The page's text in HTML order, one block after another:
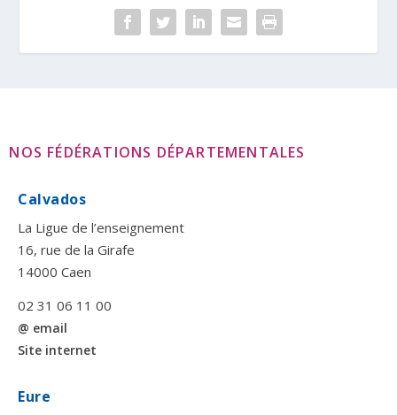
NOS FÉDÉRATIONS DÉPARTEMENTALES
Calvados
La Ligue de l’enseignement
16, rue de la Girafe
14000 Caen
02 31 06 11 00
@ email
Site internet
Eure